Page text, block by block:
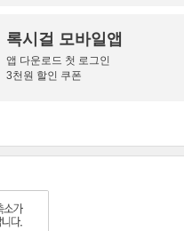
록시걸 모바일앱
앱 다운로드 첫 로그인
3천원 할인 쿠폰